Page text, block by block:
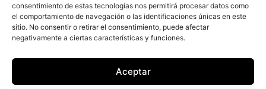
consentimiento de estas tecnologías nos permitirá procesar datos como
el comportamiento de navegación o las identificaciones únicas en este
sitio. No consentir o retirar el consentimiento, puede afectar
negativamente a ciertas características y funciones.
Aceptar